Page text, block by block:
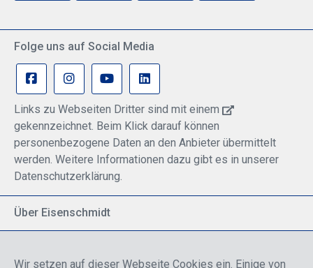
Folge uns auf Social Media
Links zu Webseiten Dritter sind mit einem
gekennzeichnet. Beim Klick darauf können
personenbezogene Daten an den Anbieter übermittelt
werden. Weitere Informationen dazu gibt es in unserer
Datenschutzerklärung.
Über Eisenschmidt
Wir setzen auf dieser Webseite Cookies ein. Einige von